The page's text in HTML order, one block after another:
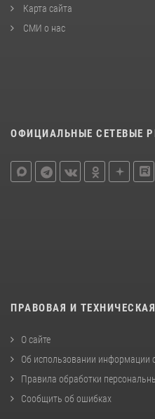
Карта сайта
СМИ о нас
ОФИЦИАЛЬНЫЕ СЕТЕВЫЕ
ПРАВОВАЯ И
О сайте
Об использовании информации
Правила обработки
Сообщить об ошибках